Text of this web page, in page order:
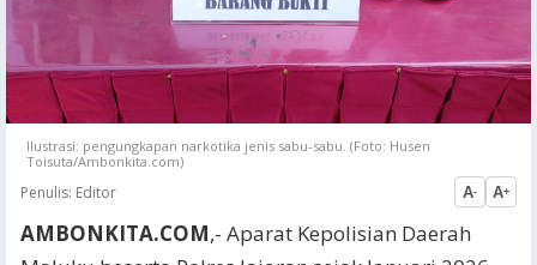
Ilustrasi: pengungkapan narkotika jenis sabu-sabu. (Foto: Husen
Toisuta/Ambonkita.com)
Penulis: Editor A- A+
AMBONKITA.COM,- Aparat Kepolisian Daerah